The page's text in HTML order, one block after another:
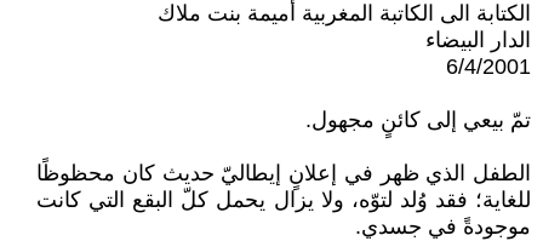
الكتابة الى الكاتبة المغربية أميمة بنت ملاك
الدار البيضاء
6/4/2001
تمّ بيعي إلى كائنٍ مجهول.
الطفل الذي ظهر في إعلانٍ إيطاليّ حديث كان محظوظًا
للغاية؛ فقد وُلد لتوّه، ولا يزال يحمل كلّ البقع التي كانت
موجودةً في جسدي.